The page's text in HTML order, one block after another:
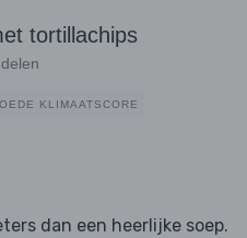
tortillachips
KLIMAATSCORE
dan een heerlijke soep.